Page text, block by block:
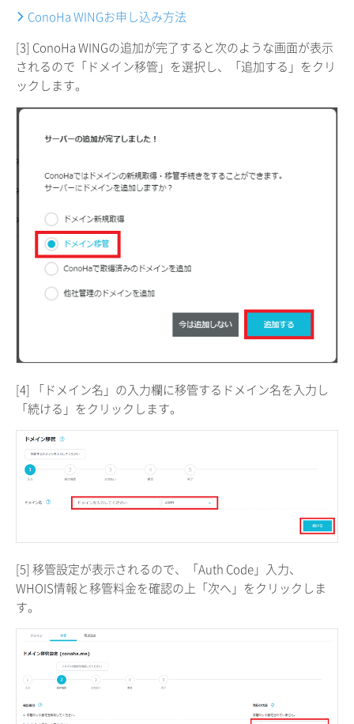
ConoHa WINGお申し込み方法
[3] ConoHa WINGの追加が完了すると次のような画面が表示
されるので「ドメイン移管」を選択し、「追加する」をクリ
ックします。
[4] 「ドメイン名」の入力欄に移管するドメイン名を入力し
「続ける」をクリックします。
[5] 移管設定が表示されるので、「Auth Code」入力、
WHOIS情報と移管料金を確認の上「次へ」をクリックしま
す。